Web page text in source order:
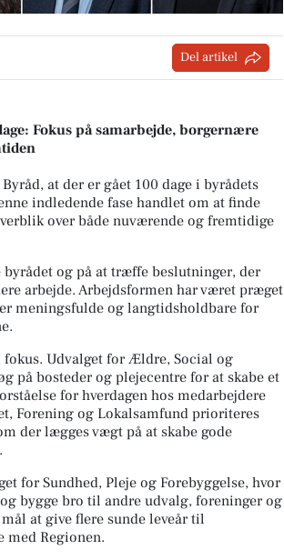
Del artikel
Fokus på samarbejde, borgernære
at der er gået 100 dage i byrådets
indledende fase handlet om at finde
over både nuværende og fremtidige
og på at træffe beslutninger, der
arbejde. Arbejdsformen har været præget
meningsfulde og langtidsholdbare for
Udvalget for Ældre, Social og
på bosteder og plejecentre for at skabe et
for hverdagen hos medarbejdere
Forening og Lokalsamfund prioriteres
der lægges vægt på at skabe gode
for Sundhed, Pleje og Forebyggelse, hvor
bygge bro til andre udvalg, foreninger og
at give flere sunde leveår til
med Regionen.